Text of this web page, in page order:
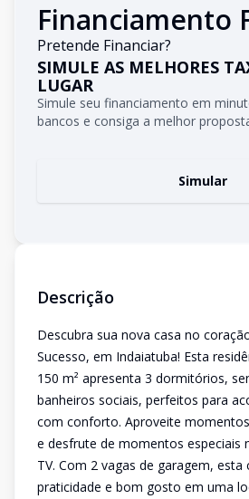
Financiamento
Pretende Financiar?
SIMULE AS MELHORES
LUGAR
Simule seu financiamento em
bancos e consiga a melhor
Simular
Descrição
Descubra sua nova casa no
Sucesso, em Indaiatuba! Esta
150 m² apresenta 3 dormitórios,
banheiros sociais, perfeitos para
com conforto. Aproveite
e desfrute de momentos especiais
TV. Com 2 vagas de garagem, esta
praticidade e bom gosto em uma